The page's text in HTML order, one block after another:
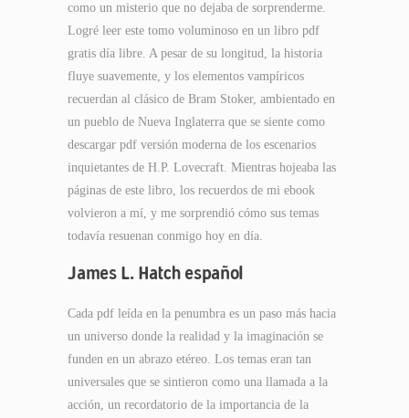
como un misterio que no dejaba de sorprenderme.
Logré leer este tomo voluminoso en un libro pdf
gratis día libre. A pesar de su longitud, la historia
fluye suavemente, y los elementos vampíricos
recuerdan al clásico de Bram Stoker, ambientado en
un pueblo de Nueva Inglaterra que se siente como
descargar pdf versión moderna de los escenarios
inquietantes de H.P. Lovecraft. Mientras hojeaba las
páginas de este libro, los recuerdos de mi ebook
volvieron a mí, y me sorprendió cómo sus temas
todavía resuenan conmigo hoy en día.
James L. Hatch español
Cada pdf leída en la penumbra es un paso más hacia
un universo donde la realidad y la imaginación se
funden en un abrazo etéreo. Los temas eran tan
universales que se sintieron como una llamada a la
acción, un recordatorio de la importancia de la